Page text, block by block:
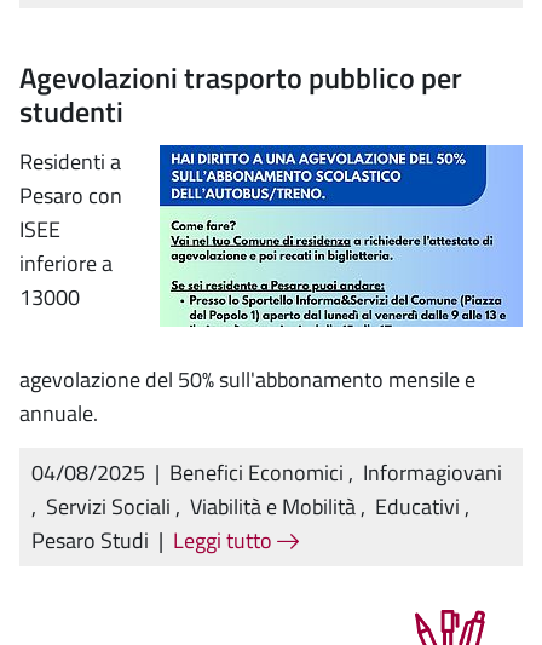
Agevolazioni trasporto pubblico per
studenti
Residenti a
Pesaro con
ISEE
inferiore a
13000
agevolazione del 50% sull'abbonamento mensile e
annuale.
04/08/2025 | Benefici Economici , Informagiovani
, Servizi Sociali , Viabilità e Mobilità, Educativi ,
Pesaro Studi | Leggi tutto